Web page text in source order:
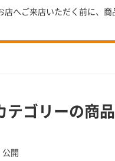
店へご来店いただく前に、商
テゴリーの商
開